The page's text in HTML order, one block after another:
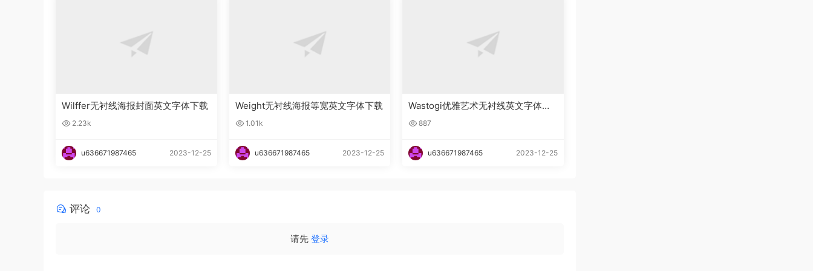
Wilffer无衬线海报封面英文字体下载
2.23k
u636671987465 2023-12-25
Weight无衬线海报等宽英文字体下载
1.01k
u636671987465 2023-12-25
Wastogi优雅艺术无衬线英文字体下
载 887
u636671987465 2023-12-25
评论 0
请先 登录